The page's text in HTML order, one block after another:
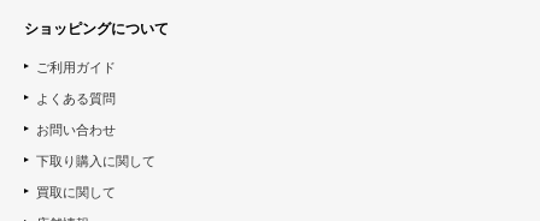
ショッピングについて
ご利用ガイド
よくある質問
お問い合わせ
下取り購入に関して
買取に関して